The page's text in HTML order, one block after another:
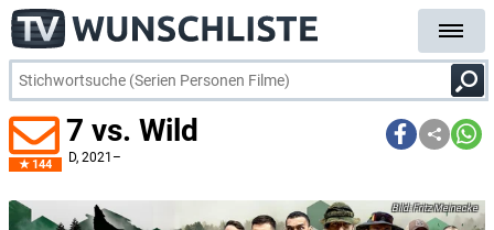
144
7 vs. Wild
D, 2021–
Fritz Meinecke